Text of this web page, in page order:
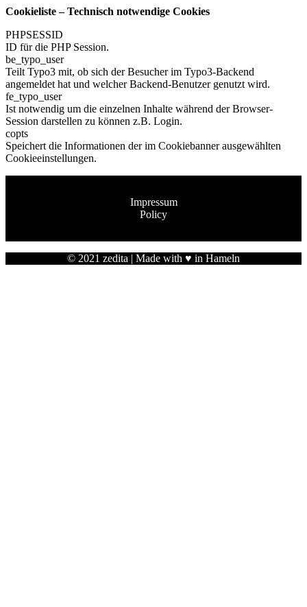
Cookieliste – Technisch notwendige Cookies
PHPSESSID
ID für die PHP Session.
be_typo_user
Teilt Typo3 mit, ob sich der Besucher im Typo3-Backend
angemeldet hat und welcher Backend-Benutzer genutzt wird.
fe_typo_user
Ist notwendig um die einzelnen Inhalte während der Browser-
Session darstellen zu können z.B. Login.
copts
Speichert die Informationen der im Cookiebanner ausgewählten
Cookieeinstellungen.
Impressum
Policy
© 2021 zedita | Made with ♥ in Hameln